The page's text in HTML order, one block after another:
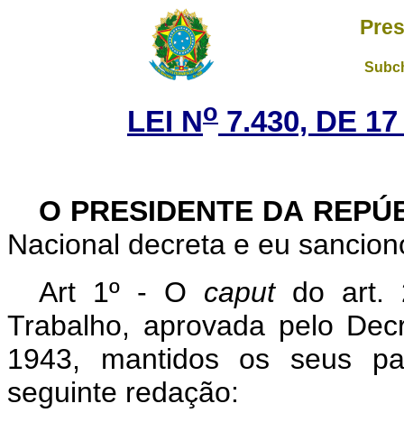
LEI No 7.430, DE
O PRESIDENTE DA
Nacional decreta e eu
Art 1º - O caputdo art.
Trabalho, aprovada pelo
1943, mantidos os seus
seguinte redação: